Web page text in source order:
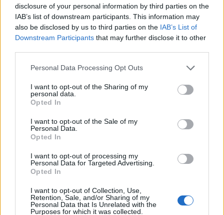
disclosure of your personal information by third parties on the
IAB’s list of downstream participants. This information may
also be disclosed by us to third parties on the IAB’s List of
Downstream Participants that may further disclose it to other
Please note that this website/app uses one or more Google
not limited to your visit or usage behaviour. You may click to
grant or deny consent to Google and its third-party tags to
use your data for below specified purposes in below Google
consent section.
Personal Data Processing Opt Outs
I want to opt-out of the Sharing of my
personal data.
Opted In
I want to opt-out of the Sale of my
Personal Data.
Opted In
I want to opt-out of processing my
Personal Data for Targeted Advertising.
Opted In
I want to opt-out of Collection, Use,
Retention, Sale, and/or Sharing of my
Personal Data that Is Unrelated with the
Purposes for which it was collected.
Ciekawostki
izba— Izba łamie stereotypy
Mogą Cię zainteresować również hasła
Hipokrates
Łotwa
doula